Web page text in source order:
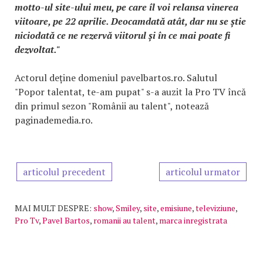
motto-ul site-ului meu, pe care îl voi relansa vinerea
viitoare, pe 22 aprilie. Deocamdată atât, dar nu se știe
niciodată ce ne rezervă viitorul și în ce mai poate fi
dezvoltat."
Actorul deține domeniul pavelbartos.ro. Salutul
"Popor talentat, te-am pupat" s-a auzit la Pro TV încă
din primul sezon "Românii au talent", notează
paginademedia.ro.
articolul precedent articolul urmator
MAI MULT DESPRE: show,Smiley, site,emisiune,televiziune,
Pro Tv,Pavel Bartos, romanii au talent, marca inregistrata